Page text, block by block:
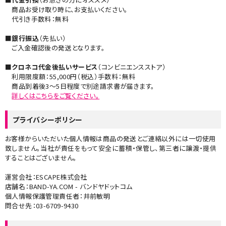
商品お受け取り時に、お支払いください。
代引き手数料：無料
■銀行振込（先払い）
ご入金確認後の発送となります。
■クロネコ代金後払いサービス （コンビニエンスストア）
利用限度額：55,000円（税込）手数料：無料
商品到着後3～5日程度で別途請求書が届きます。
詳しくはこちらをご覧ください。​
プライバシーポリシー
お客様からいただいた個人情報は商品の発送とご連絡以外には一切使用
致しません。当社が責任をもって安全に蓄積・保管し、第三者に譲渡・提供
することはございません。
運営会社：ESCAPE株式会社
店舗名：BAND-YA.COM - バンドヤドットコム
個人情報保護管理責任者：井前敏明
問合せ先：03-6709-9430